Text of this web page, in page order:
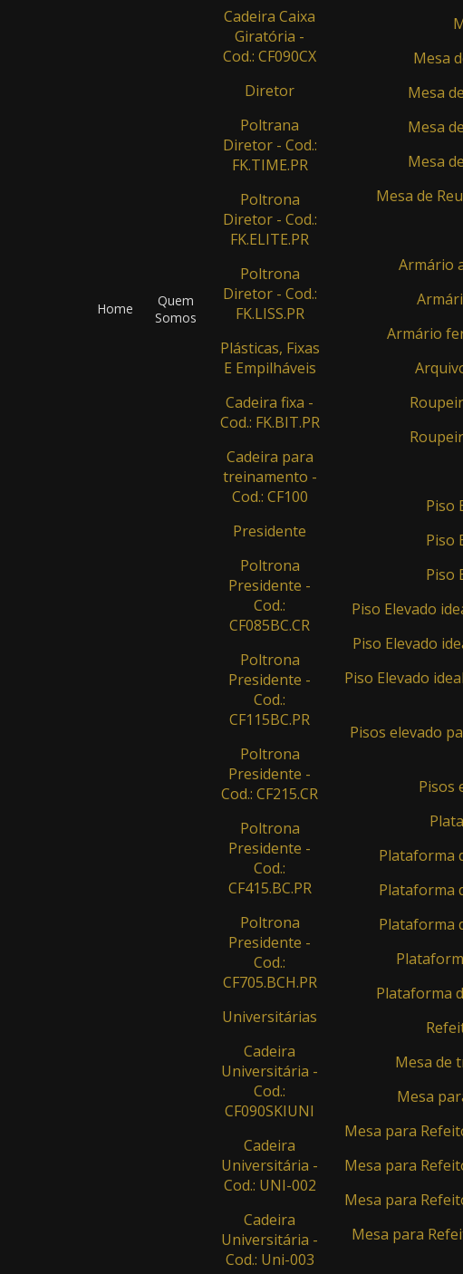
Home
Quem
Somos
Cadeira Caixa
Giratória -
Cod.: CF090CX
Diretor
Poltrana
Diretor - Cod.:
FK.TIME.PR
Poltrona
Diretor - Cod.:
FK.ELITE.PR
Poltrona
Diretor - Cod.:
FK.LISS.PR
Plásticas, Fixas
E Empilháveis
Cadeira fixa -
Cod.: FK.BIT.PR
Cadeira para
treinamento -
Cod.: CF100
Presidente
Poltrona
Presidente -
Cod.:
CF085BC.CR
Poltrona
Presidente -
Cod.:
CF115BC.PR
Poltrona
Presidente -
Cod.: CF215.CR
Poltrona
Presidente -
Cod.:
CF415.BC.PR
Poltrona
Presidente -
Cod.:
CF705.BCH.PR
Universitárias
Cadeira
Universitária -
Cod.:
CF090SKIUNI
Cadeira
Universitária -
Cod.: UNI-002
Cadeira
Universitária -
Cod.: Uni-003
Mesa
Mesa
Mesa
Mesa
Mesa de
Armário
Armário
Piso
Piso
Piso
Piso Elevado
Piso Elevado
Piso Elevado
Pisos elevado
Pisos
Plataforma
Plataforma
Plataforma
Plataforma
Mesa de
Mesa
Mesa para
Mesa para
Mesa para
Mesa para